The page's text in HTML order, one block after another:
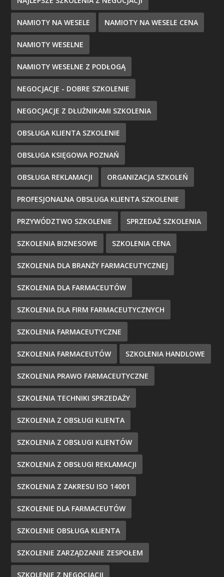
NAMIOTY NA WESELE NAMIOTY NA WESELE CENA
NAMIOTY WESELNE
NAMIOTY WESELNE Z PODŁOGĄ
NEGOCJACJE - DOBRE SZKOLENIE
NEGOCJACJE Z DŁUŻNIKAMI SZKOLENIA
OBSŁUGA KLIENTA SZKOLENIE
OBSŁUGA KSIĘGOWA POZNAŃ
OBSŁUGA REKLAMACJI ORGANIZACJA SZKOLEŃ
PROFESJONALNA OBSŁUGA KLIENTA SZKOLENIE
PRZYWÓDZTWO SZKOLENIE SPRZEDAŻ SZKOLENIA
SZKOLENIA BIZNESOWE SZKOLENIA CENA
SZKOLENIA DLA BRANŻY FARMACEUTYCZNEJ
SZKOLENIA DLA FARMACEUTÓW
SZKOLENIA DLA FIRM FARMACEUTYCZNYCH
SZKOLENIA FARMACEUTYCZNE
SZKOLENIA FARMACEUTÓW SZKOLENIA HANDLOWE
SZKOLENIA PRAWO FARMACEUTYCZNE
SZKOLENIA TECHNIKI SPRZEDAŻY
SZKOLENIA Z OBSŁUGI KLIENTA
SZKOLENIA Z OBSŁUGI KLIENTÓW
SZKOLENIA Z OBSŁUGI REKLAMACJI
SZKOLENIA Z ZAKRESU ISO 14001
SZKOLENIE DLA FARMACEUTÓW
SZKOLENIE OBSŁUGA KLIENTA
SZKOLENIE ZARZĄDZANIE ZESPOŁEM
SZKOLENIE Z NEGOCJACJI